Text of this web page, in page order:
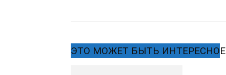
ЭТО МОЖЕТ БЫТЬ ИНТЕРЕСНО